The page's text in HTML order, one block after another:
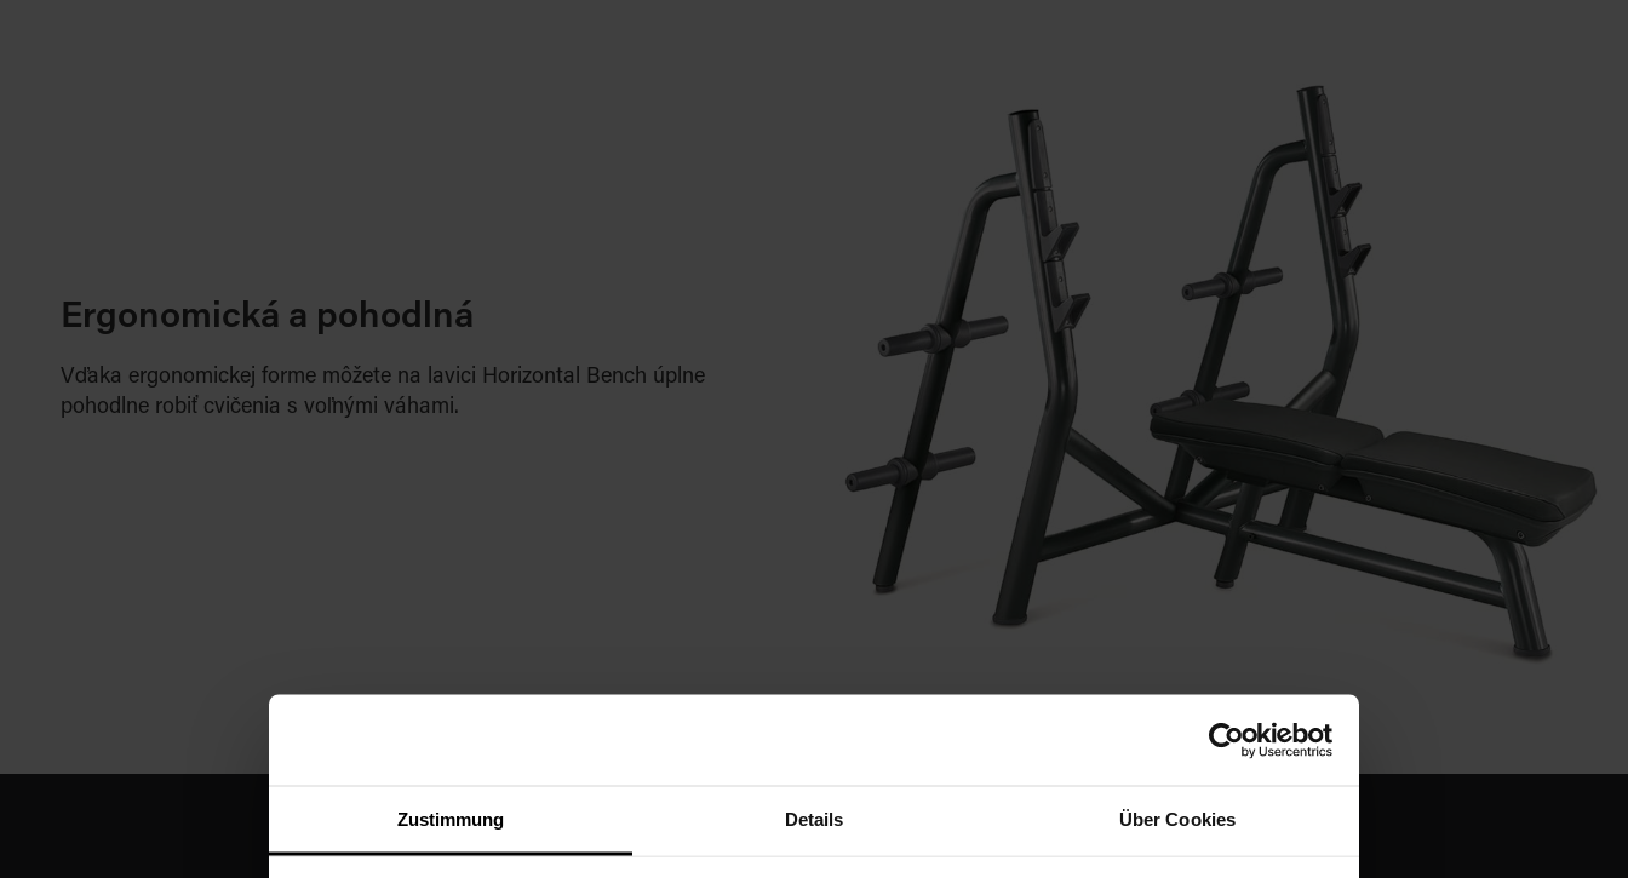
Zustimmung Details Über Cookies
Ergonomická a pohodlná
Vďaka ergonomickej forme môžete na lavici Horizontal Bench úplne
pohodlne robiť cvičenia s voľnými váhami.